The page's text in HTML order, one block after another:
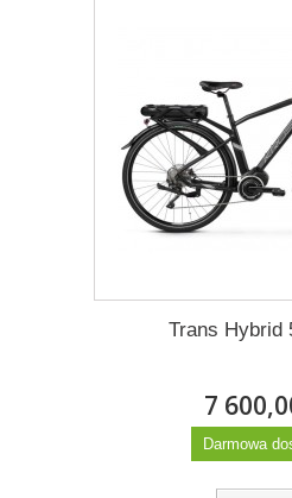
Trans Hybrid
7
Darmowa